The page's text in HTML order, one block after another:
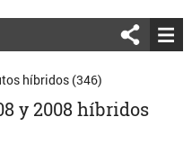
híbridos (346)
y 2008 híbridos